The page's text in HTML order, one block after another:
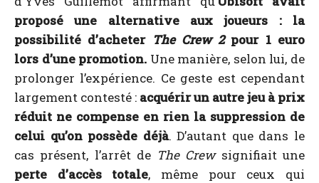
proposé une alternative aux joueurs : la
possibilité d’acheter The Crew 2pour 1 euro
lors d’une promotion. Une manière, selon lui, de
prolonger l’expérience. Ce geste est cependant
largement contesté : acquérir un autre jeu à prix
réduit ne compense en rien la suppression de
celui qu’on possède déjà. D’autant que dans le
cas présent, l’arrêt de The Crewsignifiait une
perte d’accès totale, même pour ceux qui